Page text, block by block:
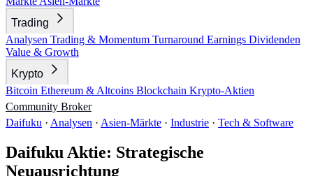
Trading
Analysen Trading & Momentum Turnaround Earnings Dividenden
Value & Growth
Krypto
Bitcoin Ethereum & Altcoins Blockchain Krypto-Aktien
Community Broker
Daifuku · Analysen · Asien-Märkte · Industrie · Tech & Software
Daifuku Aktie: Strategische
Neuausrichtung